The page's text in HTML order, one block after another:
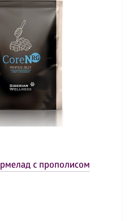
с прополисом